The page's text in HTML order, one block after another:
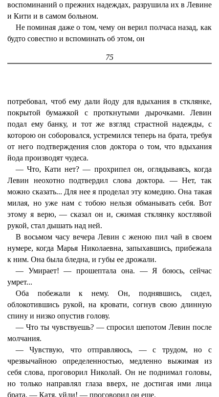
воспоминаний о прежних надеждах, разрушила их в Левине
и Кити и в самом больном.
Не поминая даже о том, чему он верил полчаса назад, как
будто совестно и вспоминать об этом, он
75
потребовал, чтоб ему дали йоду для вдыхания в стклянке,
покрытой бумажкой с проткнутыми дырочками. Левин
подал ему банку, и тот же взгляд страстной надежды, с
которою он соборовался, устремился теперь на брата, требуя
от него подтверждения слов доктора о том, что вдыхания
йода производят чудеса.
— Что, Кати нет? — прохрипел он, оглядываясь, когда
Левин неохотно подтвердил слова доктора. — Нет, так
можно сказать... Для нее я проделал эту комедию. Она такая
милая, но уже нам с тобою нельзя обманывать себя. Вот
этому я верю, — сказал он и, сжимая стклянку костлявой
рукой, стал дышать над ней.
В восьмом часу вечера Левин с женою пил чай в своем
нумере, когда Марья Николаевна, запыхавшись, прибежала
к ним. Она была бледна, и губы ее дрожали.
— Умирает! — прошептала она. — Я боюсь, сейчас
умрет...
Оба побежали к нему. Он, поднявшись, сидел,
облокотившись рукой, на кровати, согнув свою длинную
спину и низко опустив голову.
— Что ты чувствуешь? — спросил шепотом Левин после
молчания.
— Чувствую, что отправляюсь, — с трудом, но с
чрезвычайною определенностью, медленно выжимая из
себя слова, проговорил Николай. Он не поднимал головы,
но только направлял глаза вверх, не достигая ими лица
брата. — Катя, уйди! — проговорил он еще.